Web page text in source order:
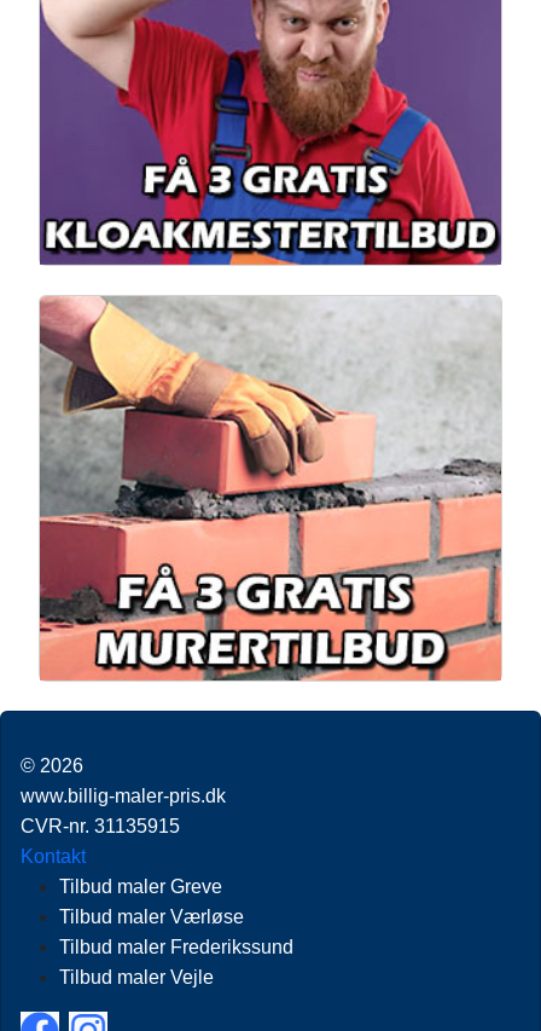
© 2026
www.billig-maler-pris.dk
CVR-nr. 31135915
Kontakt
Tilbud maler Greve
Tilbud maler Værløse
Tilbud maler Frederikssund
Tilbud maler Vejle